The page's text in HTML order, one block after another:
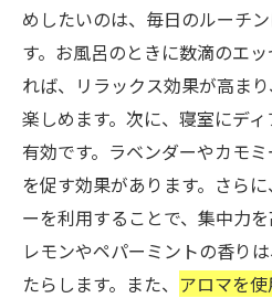
めしたいのは、毎日のルーチ
す。お風呂のときに数滴のエ
れば、リラックス効果が高ま
楽しめます。次に、寝室にデ
有効です。ラベンダーやカモ
を促す効果があります。さら
ーを利用することで、集中力を
レモンやペパーミントの香り
たらします。また、 アロマを